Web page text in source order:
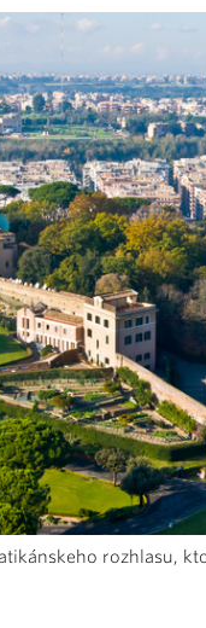
rozhlasu,